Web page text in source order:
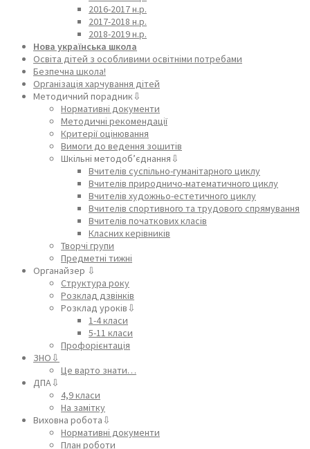
2016-2017 н.р.
2017-2018 н.р.
2018-2019 н.р.
Нова українська школа
Освіта дітей з особливими освітніми потребами
Безпечна школа!
Організація харчування дітей
Методичний порадник⇩
Нормативні документи
Методичні рекомендації
Критерії оцінювання
Вимоги до ведення зошитів
Шкільні методоб’єднання⇩
Вчителів суспільно-гуманітарного циклу
Вчителів природничо-математичного циклу
Вчителів художньо-естетичного циклу
Вчителів спортивного та трудового спрямування
Вчителів початкових класів
Класних керівників
Творчі групи
Предметні тижні
Органайзер ⇩
Структура року
Розклад дзвінків
Розклад уроків⇩
1-4 класи
5-11 класи
Профорієнтація
ЗНО⇩
Це варто знати…
ДПА⇩
4,9 класи
На замітку
Виховна робота⇩
Нормативні документи
План роботи